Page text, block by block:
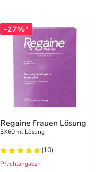
-27%4
Regaine Frauen Lösung
3X60 ml Lösung
(10)
Pflichtangaben